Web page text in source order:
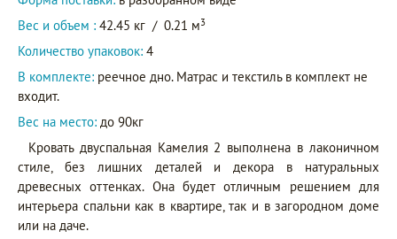
Вес и объем : 42.45 кг / 0.21 м3
Количество упаковок: 4
В комплекте: реечное дно. Матрас и текстиль в комплект не
входит.
Вес на место: до 90кг
Кровать двуспальная Камелия 2 выполнена в лаконичном
стиле, без лишних деталей и декора в натуральных
древесных оттенках. Она будет отличным решением для
интерьера спальни как в квартире, так и в загородном доме
или на даче.